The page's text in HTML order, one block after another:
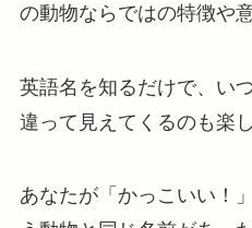
の動物ならではの特徴や
英語名を知るだけで、い
違って見えてくるのも楽
あなたが「かっこいい！